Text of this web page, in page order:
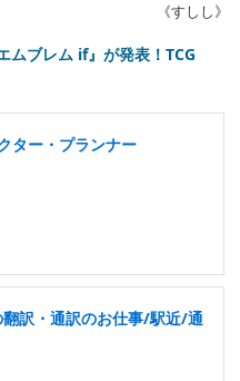
《すしし》
ムブレム if』が発表！TCG
ター・プランナー
訳・通訳のお仕事/駅近/通